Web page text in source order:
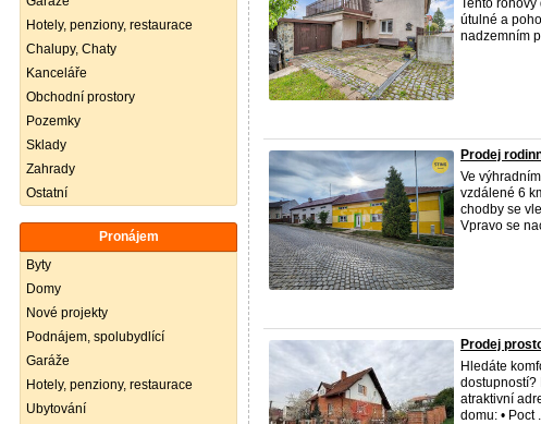
Hotely, penziony, restaurace
Chalupy, Chaty
Kanceláře
Obchodní prostory
Pozemky
Sklady
Zahrady
Ostatní
Pronájem
Byty
Domy
Nové projekty
Podnájem, spolubydlící
Garáže
Hotely, penziony, restaurace
Ubytování
Tento
útulné a
nadzemním
Prodej
Ve
vzdálené 6
chodby se
Vpravo se
Prodej
Hledáte
dostupností?
atraktivní
domu: • Poct